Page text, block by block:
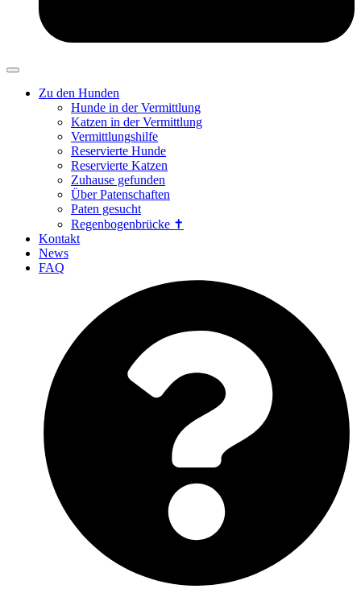
Zu den Hunden
Hunde in der Vermittlung
Katzen in der Vermittlung
Vermittlungshilfe
Reservierte Hunde
Reservierte Katzen
Zuhause gefunden
Über Patenschaften
Paten gesucht
Regenbogenbrücke ✝
Kontakt
News
FAQ